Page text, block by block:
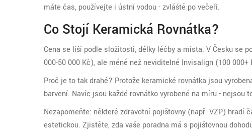
máte čas, používejte i ústní vodou - zvláště po večeři.
Co Stojí Keramická Rovnátka?
Cena se liší podle složitosti, délky léčby a místa. V Česku se
000-50 000 Kč), ale méně než neviditelné Invisalign (100 000+
Proč je to tak drahé? Protože keramické rovnátka jsou
barvení. Navíc jsou každé rovnátko vyrobené na míru - nejsou
Nezapomeňte: některé zdravotní pojišťovny (např. VZP) hradí
estetickou. Zjistěte, zda vaše poradna má s pojišťovnou